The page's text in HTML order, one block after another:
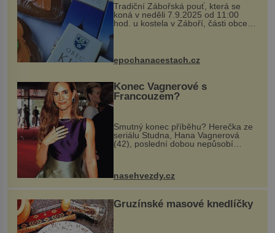
Tradiční Zábořská pouť, která se
koná v neděli 7.9.2025 od 11:00
hod. u kostela v Záboří, části obce
Kly u Mělníka. V programu naleznete
komentovanou prohlídku kostela,
epochanacestach.cz
Konec Vagnerové s
Francouzem?
Smutný konec příběhu? Herečka ze
seriálu Studna, Hana Vagnerová
(42), poslední dobou nepůsobí
nasehvezdy.cz
Gruzínské masové knedlíčky